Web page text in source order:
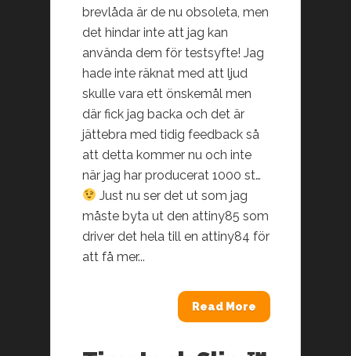
brevlåda är de nu obsoleta, men
det hindar inte att jag kan
använda dem för testsyfte! Jag
hade inte räknat med att ljud
skulle vara ett önskemål men
där fick jag backa och det är
jättebra med tidig feedback så
att detta kommer nu och inte
när jag har producerat 1000 st…
Just nu ser det ut som jag
måste byta ut den attiny85 som
driver det hela till en attiny84 för
att få mer...
Read More